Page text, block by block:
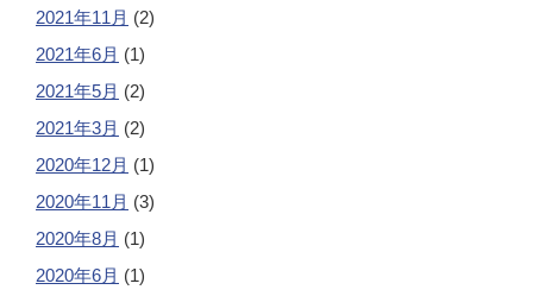
2021年11月 (2)
2021年6月 (1)
2021年5月 (2)
2021年3月 (2)
2020年12月 (1)
2020年11月 (3)
2020年8月 (1)
2020年6月 (1)